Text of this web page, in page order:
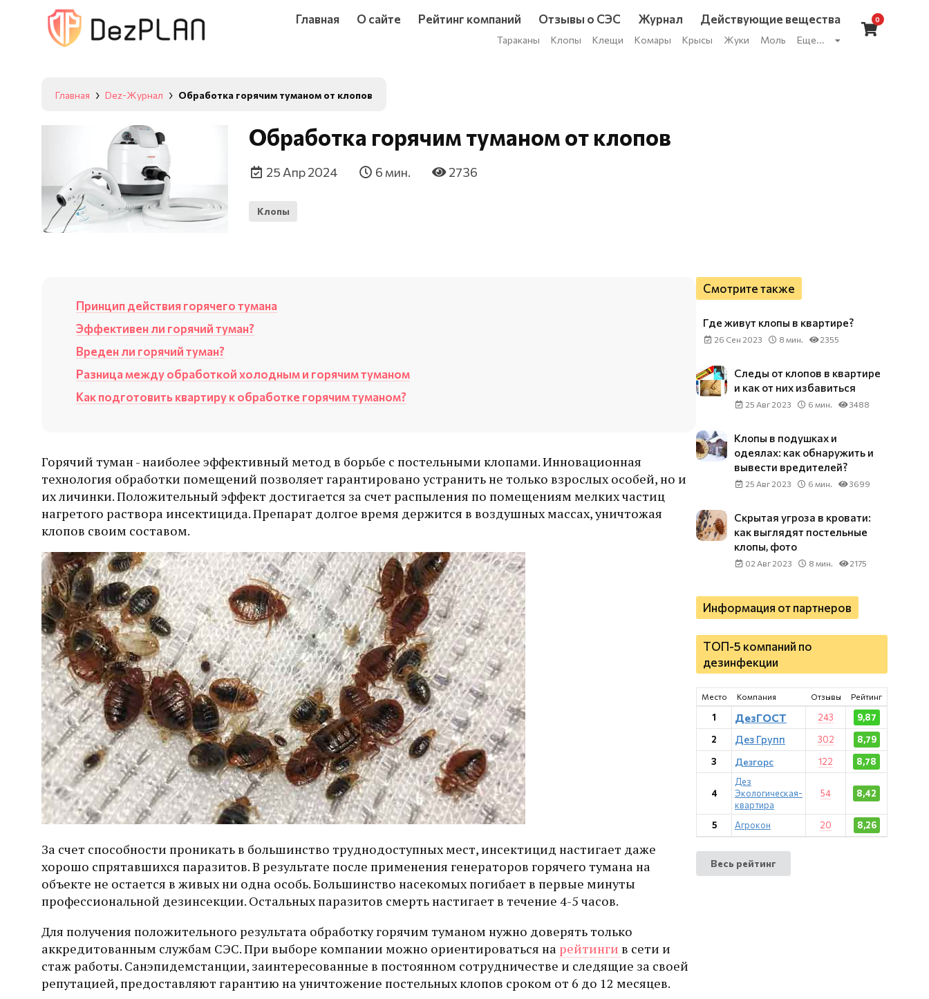
Главная О сайте Рейтинг компаний Отзывы о СЭС Журнал Действующие вещества
Тараканы Клопы Клещи Комары Крысы Жуки Моль Еще...
0
Главная Dez-Журнал Обработка горячим туманом от клопов
Обработка горячим туманом от клопов
25 Апр 2024 6 мин. 2736
Клопы
Принцип действия горячего тумана
Эффективен ли горячий туман?
Вреден ли горячий туман?
Разница между обработкой холодным и горячим туманом
Как подготовить квартиру к обработке горячим туманом?
Горячий туман - наиболее эффективный метод в борьбе с постельными клопами. Инновационная
технология обработки помещений позволяет гарантировано устранить не только взрослых особей, но и
их личинки. Положительный эффект достигается за счет распыления по помещениям мелких частиц
нагретого раствора инсектицида. Препарат долгое время держится в воздушных массах, уничтожая
клопов своим составом.
За счет способности проникать в большинство труднодоступных мест, инсектицид настигает даже
хорошо спрятавшихся паразитов. В результате после применения генераторов горячего тумана на
объекте не остается в живых ни одна особь. Большинство насекомых погибает в первые минуты
профессиональной дезинсекции. Остальных паразитов смерть настигает в течение 4-5 часов.
Для получения положительного результата обработку горячим туманом нужно доверять только
аккредитованным службам СЭС. При выборе компании можно ориентироваться на рейтинги в сети и
стаж работы. Санэпидемстанции, заинтересованные в постоянном сотрудничестве и следящие за своей
репутацией, предоставляют гарантию на уничтожение постельных клопов сроком от 6 до 12 месяцев.
ТОП-5 компаний по
дезинфекции
Место Компания Отзывы Рейтинг
1 ДезГОСТ 243
9,87
2
Дез Групп 302
8,79
3
Дезгорс 122 8,78
4
Дез
Экологическая-
квартира
54 8,42
5 Агрокон 20 8,26
Весь рейтинг
Смотрите также
Где живут клопы в квартире?
26 Сен 2023 8 мин. 2355
Следы от клопов в квартире
и как от них избавиться
25 Авг 2023 6 мин. 3488
Клопы в подушках и
одеялах: как обнаружить и
вывести вредителей?
25 Авг 2023 6 мин. 3699
Скрытая угроза в кровати:
как выглядят постельные
клопы, фото
02 Авг 2023 8 мин. 2175
Информация от партнеров